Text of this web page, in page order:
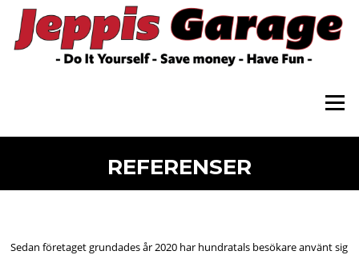
content
Menu
REFERENSER
Sedan företaget grundades år 2020 har hundratals besökare använt sig